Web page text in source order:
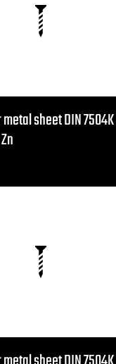
sheet DIN 7504K